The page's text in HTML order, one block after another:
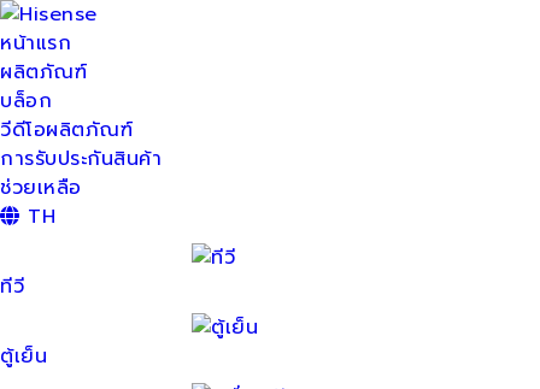
หน้าแรก
ผลิตภัณฑ์
บล็อก
วีดีโอผลิตภัณฑ์
การรับประกันสินค้า
ช่วยเหลือ
TH
ทีวี
ตู้เย็น